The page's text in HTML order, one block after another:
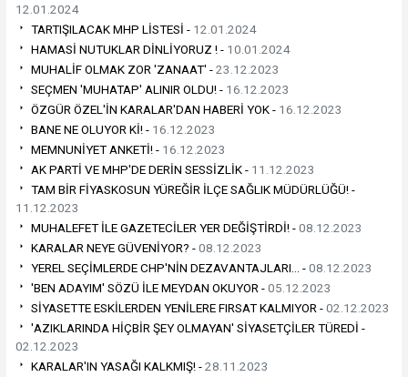
12.01.2024
TARTIŞILACAK MHP LİSTESİ - 12.01.2024
HAMASİ NUTUKLAR DİNLİYORUZ ! - 10.01.2024
MUHALİF OLMAK ZOR 'ZANAAT' -23.12.2023
SEÇMEN 'MUHATAP' ALINIR OLDU! - 16.12.2023
ÖZGÜR ÖZEL'İN KARALAR'DAN HABERİ YOK - 16.12.2023
BANE NE OLUYOR Kİ! - 16.12.2023
MEMNUNİYET ANKETİ! - 16.12.2023
AK PARTİ VE MHP'DE DERİN SESSİZLİK - 11.12.2023
TAM BİR FİYASKOSUN YÜREĞİR İLÇE SAĞLIK MÜDÜRLÜĞÜ! -
11.12.2023
MUHALEFET İLE GAZETECİLER YER DEĞİŞTİRDİ! -08.12.2023
KARALAR NEYE GÜVENİYOR? -08.12.2023
YEREL SEÇİMLERDE CHP'NİN DEZAVANTAJLARI… -08.12.2023
'BEN ADAYIM' SÖZÜ İLE MEYDAN OKUYOR -05.12.2023
SİYASETTE ESKİLERDEN YENİLERE FIRSAT KALMIYOR -02.12.2023
'AZIKLARINDA HİÇBİR ŞEY OLMAYAN' SİYASETÇİLER TÜREDİ -
02.12.2023
KARALAR'IN YASAĞI KALKMIŞ! -28.11.2023